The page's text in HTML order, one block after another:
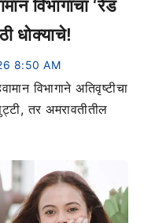
विभागाचा ‘रेड
धोक्याचे!
8:50 AM
विभागाने अतिवृष्टीचा
तर अमरावतीतील